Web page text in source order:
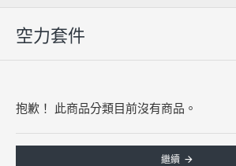
空力套件
抱歉！ 此商品分類目前沒有商品。
繼續